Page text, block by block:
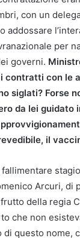
con un
addossare
per
governi.
i contratti con le
siglati? Forse
da lei guidato
il
Arcuri, di
della regia
che non
di questo nome,